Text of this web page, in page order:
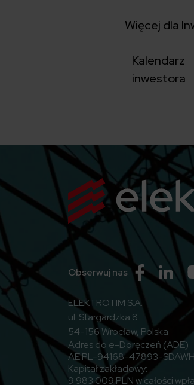
Więcej dla
Kalendarz
inwestora
Obserwuj nas Przejdź do
ELEKTROTIM S.A.
ul. Stargardzka 8
54-156 Wrocław, Polska
Adres do e-Doręczeń (ADE)
AE:PL-94168-47893-
Kapitał zakładowy:
9 983 009 PLN w całości